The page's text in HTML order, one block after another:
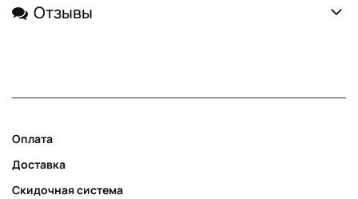
Отзывы
Оплата
Доставка
Скидочная система